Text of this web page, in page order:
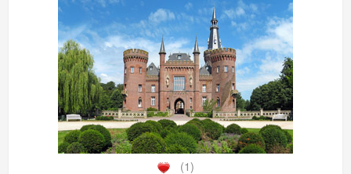
(1)